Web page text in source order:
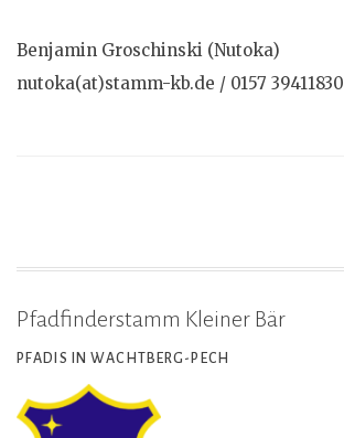
Benjamin Groschinski (Nutoka)
nutoka(at)stamm-kb.de / 0157 39411830
Pfadfinderstamm Kleiner Bär
PFADIS IN WACHTBERG-PECH